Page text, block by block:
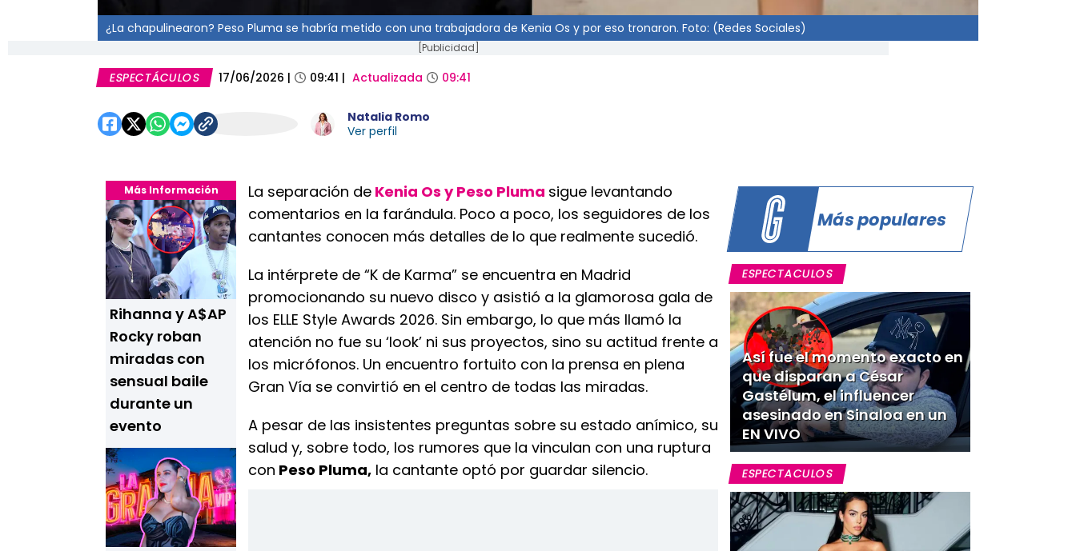
¿La chapulinearon? Peso Pluma se habría metido con una trabajadora de Kenia Os y por eso tronaron. Foto: (Redes Sociales)
[Publicidad]
ESPECTÁCULOS 17/06/2026 | 09:41 | Actualizada 09:41
Natalia Romo
Ver perfil
Más Información
Rihanna y A$AP
Rocky roban
miradas con
sensual baile
durante un
evento
La separación de Kenia Os y Peso Pluma sigue levantando
comentarios en la farándula. Poco a poco, los seguidores de los
cantantes conocen más detalles de lo que realmente sucedió.
La intérprete de “K de Karma” se encuentra en Madrid
promocionando su nuevo disco y asistió a la glamorosa gala de
los ELLE Style Awards 2026. Sin embargo, lo que más llamó la
atención no fue su ‘look’ ni sus proyectos, sino su actitud frente a
los micrófonos. Un encuentro fortuito con la prensa en plena
Gran Vía se convirtió en el centro de todas las miradas.
A pesar de las insistentes preguntas sobre su estado anímico, su
salud y, sobre todo, los rumores que la vinculan con una ruptura
con Peso Pluma, la cantante optó por guardar silencio.
Más populares
ESPECTACULOS
Así fue el momento exacto en
que disparan a César
Gastélum, el influencer
asesinado en Sinaloa en un
EN VIVO
ESPECTACULOS